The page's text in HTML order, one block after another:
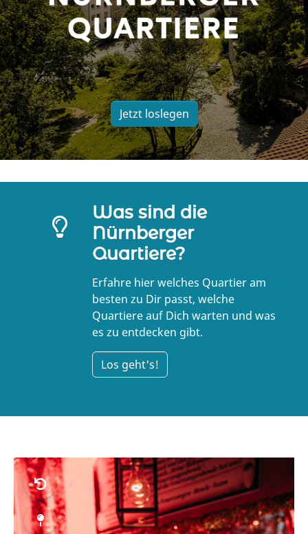
Jetzt loslegen
Was sind die
Nürnberger
Quartiere?
Erfahre hier welches Quartier am
besten zu Dir passt, welche
Quartiere auf Dich warten und was
es zu entdecken gibt.
Los geht's!